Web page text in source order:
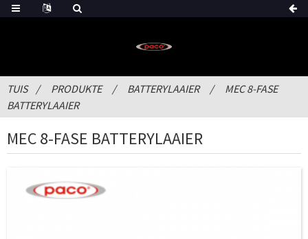
TUIS PRODUKTE BATTERYLAAIER
MEC 8-FASE
BATTERYLAAIER
MEC 8-FASE BATTERYLAAIER